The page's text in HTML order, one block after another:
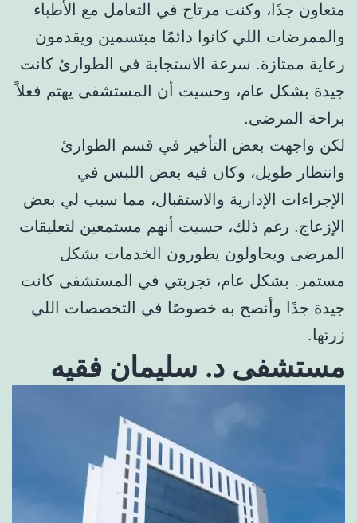
متعاون جدًا، وكنت مرتاح في التعامل مع الأطباء
والممرضات اللي كانوا دائمًا مبتسمين ويقدمون
رعاية ممتازة. سرعة الاستجابة في الطوارئ كانت
جيدة بشكل عام، وحسيت أن المستشفى يهتم فعلاً
براحة المرضى.
لكن واجهت بعض التأخير في قسم الطوارئ
وانتظار طويل، وكان فيه بعض اللبس في
الإجراءات الإدارية والاستقبال، مما سبب لي بعض
الإزعاج. رغم ذلك، حسيت أنهم مستمعين لتعليقات
المرضى ويحاولون يطورون الخدمات بشكل
مستمر. بشكل عام، تجربتي في المستشفى كانت
جيدة جدًا وأنصح به خصوصًا في التخصصات اللي
زرتها.
مستشفى د. سليمان فقيه